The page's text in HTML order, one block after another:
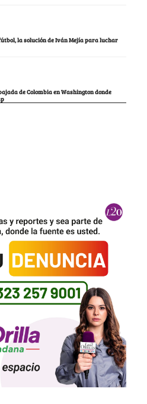
la solución de Iván Mejía para luchar
de Colombia en Washington donde